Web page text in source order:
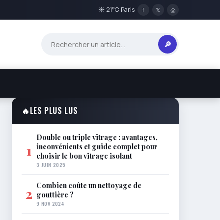
☀ 21°C Paris f 𝕏 ◎
🔎
🔥LES PLUS LUS
1
Double ou triple vitrage : avantages,
inconvénients et guide complet pour
choisir le bon vitrage isolant
3 JUIN 2025
2 Combien coûte un nettoyage de
gouttière ?
9 NOV 2024